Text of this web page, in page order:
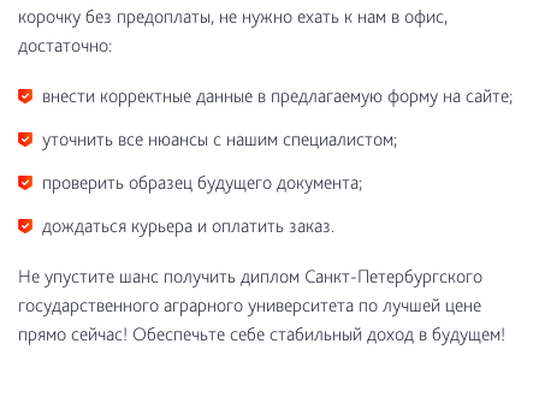
корочку без предоплаты, не нужно ехать к нам в офис,
достаточно:
внести корректные данные в предлагаемую форму на сайте;
уточнить все нюансы с нашим специалистом;
проверить образец будущего документа;
дождаться курьера и оплатить заказ.
Не упустите шанс получить диплом Санкт-Петербургского
государственного аграрного университета по лучшей цене
прямо сейчас! Обеспечьте себе стабильный доход в будущем!